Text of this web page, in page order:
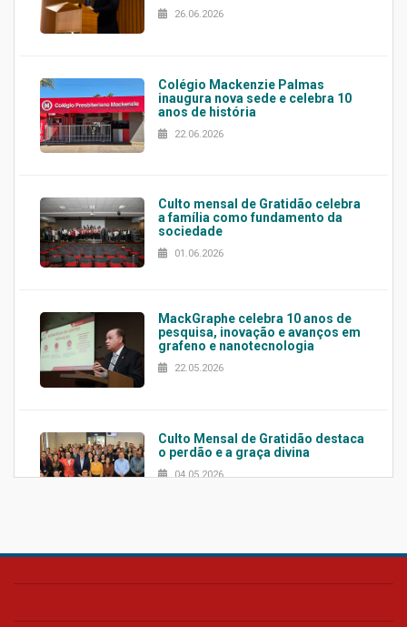
26.06.2026
Colégio Mackenzie Palmas
inaugura nova sede e celebra 10
anos de história
22.06.2026
Culto mensal de Gratidão celebra
a família como fundamento da
sociedade
01.06.2026
MackGraphe celebra 10 anos de
pesquisa, inovação e avanços em
grafeno e nanotecnologia
22.05.2026
Culto Mensal de Gratidão destaca
o perdão e a graça divina
04.05.2026
Confira como foi o culto mensal